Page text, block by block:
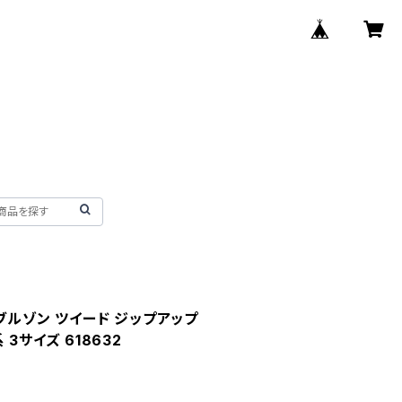
ゾン ツイード ジップアップ
3サイズ 618632